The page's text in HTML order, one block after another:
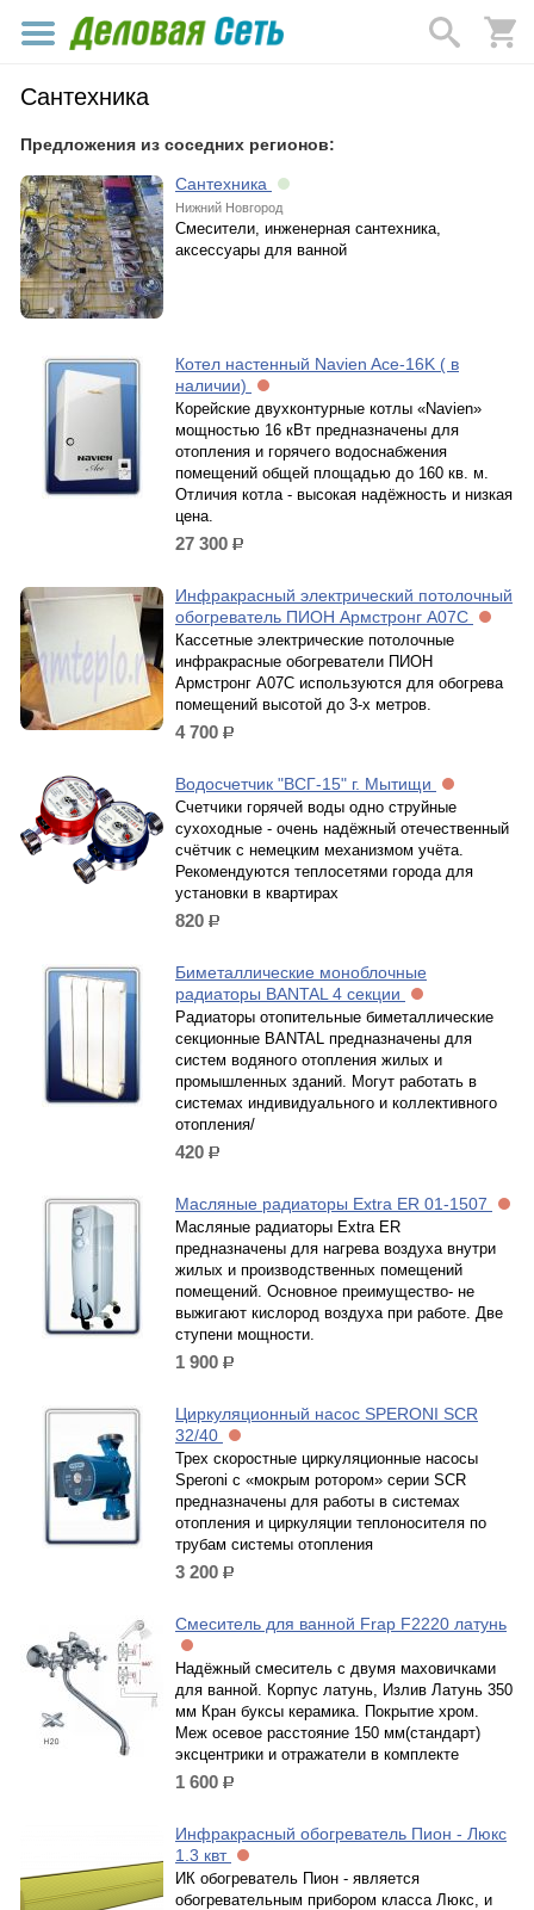
Сантехника
Предложения из соседних регионов:
Сантехника
Нижний Новгород
Смесители, инженерная сантехника,
аксессуары для ванной
Котел настенный Navien Ace-16K ( в
наличии)
Корейские двухконтурные котлы «Navien»
мощностью 16 кВт предназначены для
отопления и горячего водоснабжения
помещений общей площадью до 160 кв. м.
Отличия котла - высокая надёжность и низкая
цена.
27 300 р.
Инфракрасный электрический потолочный
обогреватель ПИОН Армстронг А07С
Кассетные электрические потолочные
инфракрасные обогреватели ПИОН
Армстронг А07С используются для обогрева
помещений высотой до 3-х метров.
4 700 р.
Водосчетчик "ВСГ-15" г. Мытищи
Счетчики горячей воды одно струйные
сухоходные - очень надёжный отечественный
счётчик с немецким механизмом учёта.
Рекомендуются теплосетями города для
установки в квартирах
820 р.
Биметаллические моноблочные
радиаторы BANTAL 4 секции
Радиаторы отопительные биметаллические
секционные BANTAL предназначены для
систем водяного отопления жилых и
промышленных зданий. Могут работать в
системах индивидуального и коллективного
отопления/
420 р.
Масляные радиаторы Extra ER 01-1507
Масляные радиаторы Extra ER
предназначены для нагрева воздуха внутри
жилых и производственных помещений
помещений. Основное преимущество- не
выжигают кислород воздуха при работе. Две
ступени мощности.
1 900 р.
Циркуляционный насос SPERONI SCR
32/40
Трех скоростные циркуляционные насосы
Speroni с «мокрым ротором» серии SCR
предназначены для работы в системах
отопления и циркуляции теплоносителя по
трубам системы отопления
3 200 р.
Смеситель для ванной Frap F2220 латунь
Надёжный смеситель с двумя маховичками
для ванной. Корпус латунь, Излив Латунь 350
мм Кран буксы керамика. Покрытие хром.
Меж осевое расстояние 150 мм(стандарт)
эксцентрики и отражатели в комплекте
1 600 р.
Инфракрасный обогреватель Пион - Люкс
1.3 квт
ИК обогреватель Пион - является
обогревательным прибором класса Люкс, и